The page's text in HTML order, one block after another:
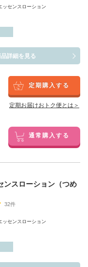
センスローション
品詳細を見る
定期購入する
定期お届けおトク便とは＞
通常購入する
ンスローション（つめ
32件
センスローション